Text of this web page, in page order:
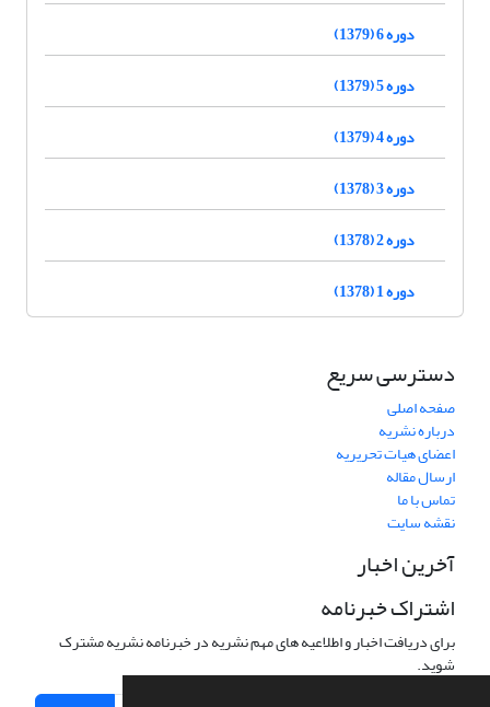
دوره 6 (1379)
دوره 5 (1379)
دوره 4 (1379)
دوره 3 (1378)
دوره 2 (1378)
دوره 1 (1378)
دسترسی سریع
صفحه اصلی
درباره نشریه
اعضای هیات تحریریه
ارسال مقاله
تماس با ما
نقشه سایت
آخرین اخبار
اشتراک خبرنامه
برای دریافت اخبار و اطلاعیه های مهم نشریه در خبرنامه نشریه مشترک
شوید.